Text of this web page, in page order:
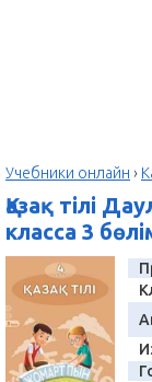
Учебники онлайн ›
Қазақ тілі
класса 3